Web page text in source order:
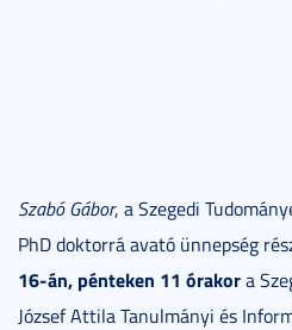
Szabó Gábor, a Szegedi
PhD doktorrá avató ünnepség
16-án, pénteken 11 órakora
József Attila Tanulmányi és